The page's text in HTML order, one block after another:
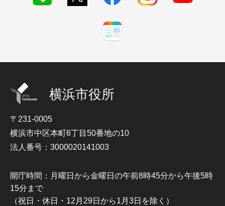
横浜市役所
〒231-0005
横浜市中区本町6丁目50番地の10
法人番号：3000020141003
開庁時間：月曜日から金曜日の午前8時45分から午後5時
15分まで
（祝日・休日・12月29日から1月3日を除く）